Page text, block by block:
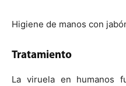
Higiene de manos con
Tratamiento
La viruela en humanos